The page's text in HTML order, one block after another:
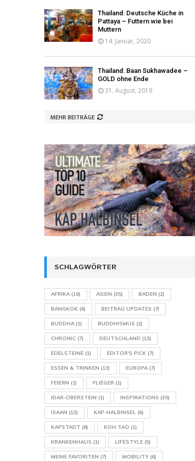
Thailand: Deutsche Küche in
Pattaya – Futtern wie bei
Muttern
14. Januar, 2020
Thailand: Baan Sukhawadee –
GOLD ohne Ende
31. August, 2019
MEHR BEITRÄGE
SCHLAGWÖRTER
AFRIKA(16) ASIEN (35) BADEN (2)
BANGKOK (6) BEITRAG UPDATES (7)
BUDDHA(1) BUDDHISMUS (2)
CHRONIC (7) DEUTSCHLAND (13)
EDELSTEINE (1) EDITOR'S PICK (7)
ESSEN & TRINKEN (13) EUROPA(7)
FEIERN (1) FLIEGER (1)
IDAR-OBERSTEIN (1) INSPIRATIONS (30)
ISAAN (13) KAP-HALBINSEL (6)
KAPSTADT (8) KOH TAO (1)
KRANKENHAUS (1) LIFESTYLE (5)
MEINE FAVORITEN (7) MOBILITY (6)